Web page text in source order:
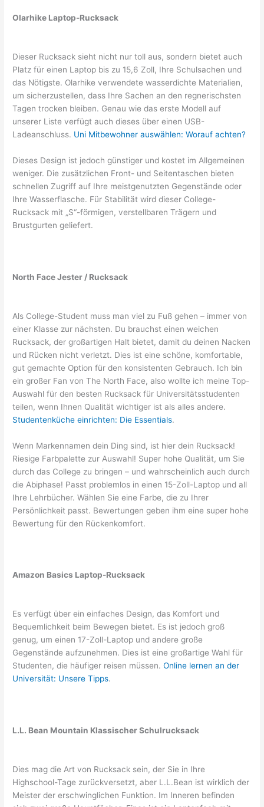
Olarhike Laptop-Rucksack
Dieser Rucksack sieht nicht nur toll aus, sondern bietet auch
Platz für einen Laptop bis zu 15,6 Zoll, Ihre Schulsachen und
das Nötigste. Olarhike verwendete wasserdichte Materialien,
um sicherzustellen, dass Ihre Sachen an den regnerischsten
Tagen trocken bleiben. Genau wie das erste Modell auf
unserer Liste verfügt auch dieses über einen USB-
Ladeanschluss. Uni Mitbewohner auswählen: Worauf achten?
Dieses Design ist jedoch günstiger und kostet im Allgemeinen
weniger. Die zusätzlichen Front- und Seitentaschen bieten
schnellen Zugriff auf Ihre meistgenutzten Gegenstände oder
Ihre Wasserflasche. Für Stabilität wird dieser College-
Rucksack mit „S“-förmigen, verstellbaren Trägern und
Brustgurten geliefert.
North Face Jester / Rucksack
Als College-Student muss man viel zu Fuß gehen – immer von
einer Klasse zur nächsten. Du brauchst einen weichen
Rucksack, der großartigen Halt bietet, damit du deinen Nacken
und Rücken nicht verletzt. Dies ist eine schöne, komfortable,
gut gemachte Option für den konsistenten Gebrauch. Ich bin
ein großer Fan von The North Face, also wollte ich meine Top-
Auswahl für den besten Rucksack für Universitätsstudenten
teilen, wenn Ihnen Qualität wichtiger ist als alles andere.
Studentenküche einrichten: Die Essentials.
Wenn Markennamen dein Ding sind, ist hier dein Rucksack!
Riesige Farbpalette zur Auswahl! Super hohe Qualität, um Sie
durch das College zu bringen – und wahrscheinlich auch durch
die Abiphase! Passt problemlos in einen 15-Zoll-Laptop und all
Ihre Lehrbücher. Wählen Sie eine Farbe, die zu Ihrer
Persönlichkeit passt. Bewertungen geben ihm eine super hohe
Bewertung für den Rückenkomfort.
Amazon Basics Laptop-Rucksack
Es verfügt über ein einfaches Design, das Komfort und
Bequemlichkeit beim Bewegen bietet. Es ist jedoch groß
genug, um einen 17-Zoll-Laptop und andere große
Gegenstände aufzunehmen. Dies ist eine großartige Wahl für
Studenten, die häufiger reisen müssen.Online lernen an der
Universität: Unsere Tipps.
L.L. Bean Mountain Klassischer Schulrucksack
Dies mag die Art von Rucksack sein, der Sie in Ihre
Highschool-Tage zurückversetzt, aber L.L.Bean ist wirklich der
Meister der erschwinglichen Funktion. Im Inneren befinden